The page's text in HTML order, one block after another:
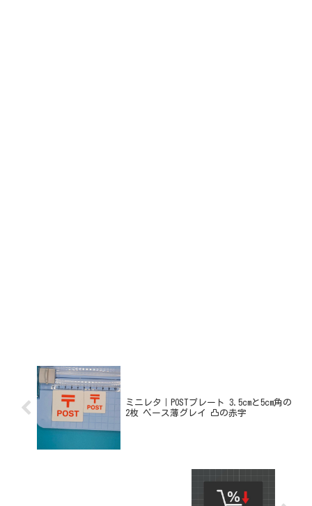
ミニレタ｜POSTプレート 3.5cmと5cm角の
2枚 ベース薄グレイ 凸の赤字